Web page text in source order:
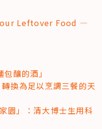
Leftover Food —
釀的酒」
換為足以烹調三餐的天
園」：清大博士生用科